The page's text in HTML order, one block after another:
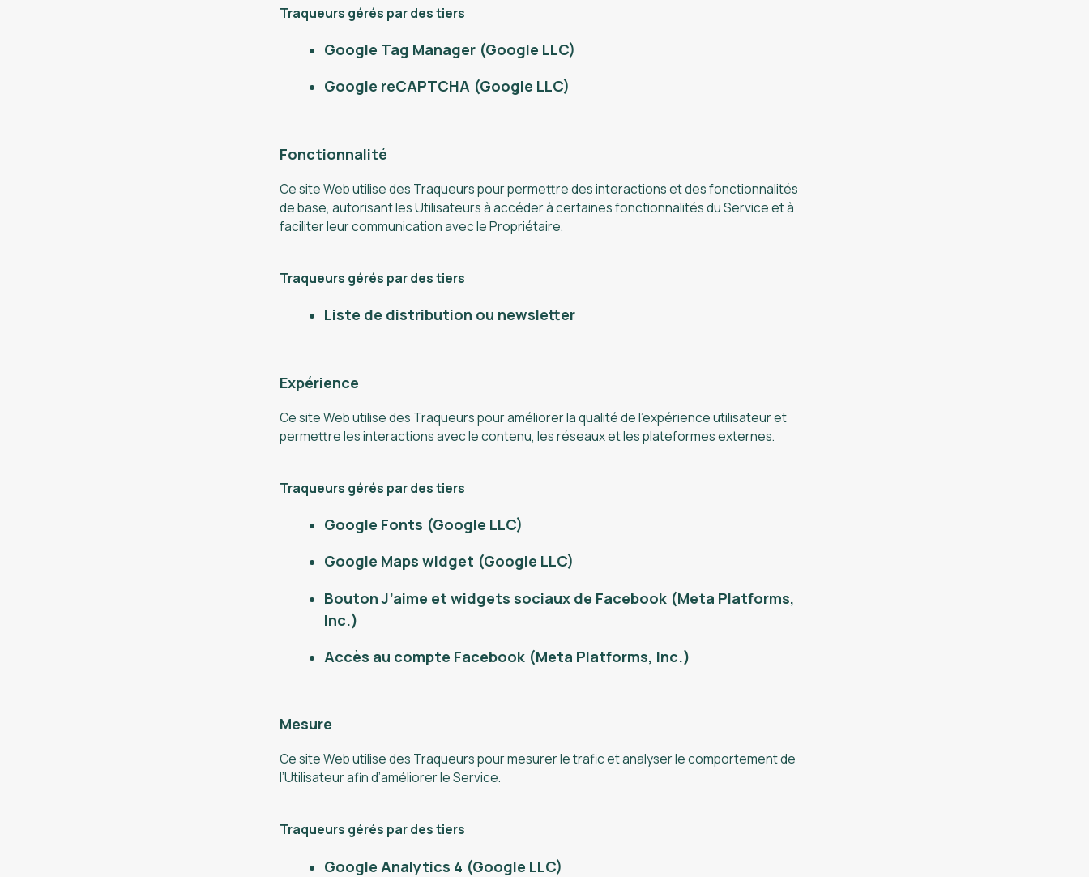
Traqueurs gérés par des tiers
Google Tag Manager (Google LLC)
Google reCAPTCHA (Google LLC)
Fonctionnalité
Ce site Web utilise des Traqueurs pour permettre des interactions et des fonctionnalités
de base, autorisant les Utilisateurs à accéder à certaines fonctionnalités du Service et à
faciliter leur communication avec le Propriétaire.
Traqueurs gérés par des tiers
Liste de distribution ou newsletter
Expérience
Ce site Web utilise des Traqueurs pour améliorer la qualité de l’expérience utilisateur et
permettre les interactions avec le contenu, les réseaux et les plateformes externes.
Traqueurs gérés par des tiers
Google Fonts (Google LLC)
Google Maps widget (Google LLC)
Bouton J’aime et widgets sociaux de Facebook (Meta Platforms,
Inc.)
Accès au compte Facebook (Meta Platforms, Inc.)
Mesure
Ce site Web utilise des Traqueurs pour mesurer le trafic et analyser le comportement de
l’Utilisateur afin d’améliorer le Service.
Traqueurs gérés par des tiers
Google Analytics 4 (Google LLC)